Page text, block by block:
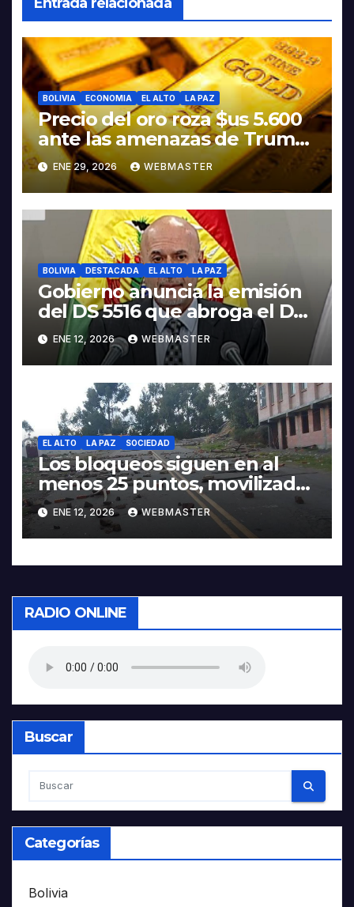
BOLIVIA ECONOMIA EL ALTO LA PAZ
Precio del oro roza $us 5.600
ante las amenazas de Trump
contra Irán
ENE 29, 2026 WEBMASTER
BOLIVIA DESTACADA EL ALTO LA PAZ
Gobierno anuncia la emisión
del DS 5516 que abroga el DS
5503
ENE 12, 2026 WEBMASTER
EL ALTO LA PAZ SOCIEDAD
Los bloqueos siguen en al
menos 25 puntos, movilizados
piden abrogación del 5503 en
la Gaceta
ENE 12, 2026 WEBMASTER
RADIO ONLINE
Buscar
Categorías
Bolivia